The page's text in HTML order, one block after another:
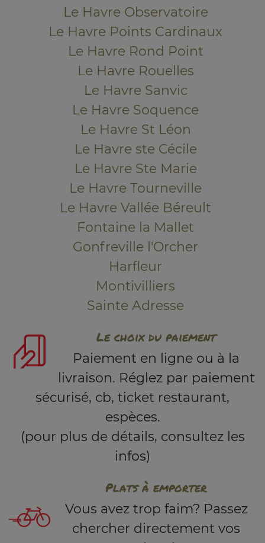
Le Havre Observatoire
Le Havre Points Cardinaux
Le Havre Rond Point
Le Havre Rouelles
Le Havre Sanvic
Le Havre Soquence
Le Havre St Léon
Le Havre ste Cécile
Le Havre Ste Marie
Le Havre Tourneville
Le Havre Vallée Béreult
Fontaine la Mallet
Gonfreville l'Orcher
Harfleur
Montivilliers
Sainte Adresse
Le choix du paiement
Paiement en ligne ou à la
livraison. Réglez par paiement
sécurisé, cb, ticket restaurant,
espèces.
(pour plus de détails, consultez les
infos)
Plats à emporter
Vous avez trop faim? Passez
chercher directement vos